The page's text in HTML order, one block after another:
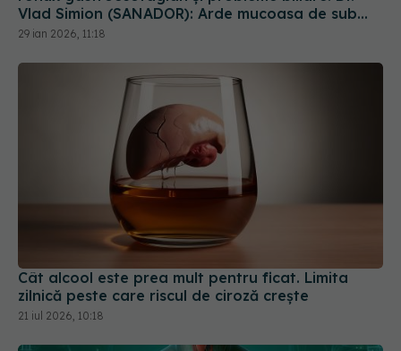
Cât alcool este prea mult pentru ficat. Limita
zilnică peste care riscul de ciroză crește
21 iul 2026, 10:18